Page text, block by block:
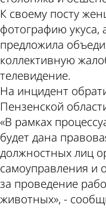
К своему посту
фотографию
предложила
коллективную
телевидение.
На инцидент
Пензенской
«В рамках
будет дана
должностных лиц
самоуправления и
за проведение
животных», -